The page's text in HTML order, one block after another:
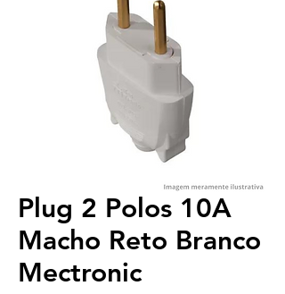
Plug 2 Polos 10A
Macho Reto Branco
Mectronic